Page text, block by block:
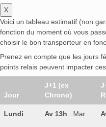
X
Voici un tableau estimatif (non
fonction du moment où vous
choisir le bon transporteur en
Prenez en compte que les jours
points relais peuvent impacter
Jour
J+1 (ex
Chrono)
Lundi Av 13h : Mar